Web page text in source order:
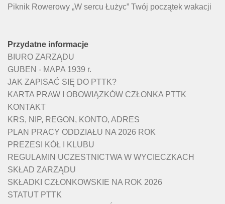
Piknik Rowerowy „W sercu Łużyc” Twój początek wakacji
Przydatne informacje
BIURO ZARZĄDU
GUBEN - MAPA 1939 r.
JAK ZAPISAĆ SIĘ DO PTTK?
KARTA PRAW I OBOWIĄZKÓW CZŁONKA PTTK
KONTAKT
KRS, NIP, REGON, KONTO, ADRES
PLAN PRACY ODDZIAŁU NA 2026 ROK
PREZESI KÓŁ I KLUBU
REGULAMIN UCZESTNICTWA W WYCIECZKACH
SKŁAD ZARZĄDU
SKŁADKI CZŁONKOWSKIE NA ROK 2026
STATUT PTTK